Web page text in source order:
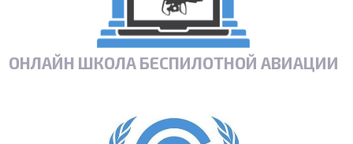
ОНЛАЙН ШКОЛА БЕСПИЛОТНОЙ АВИАЦИИ